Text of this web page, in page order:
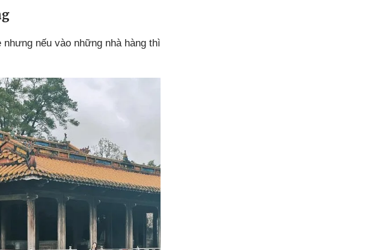
nếu vào những nhà hàng thì